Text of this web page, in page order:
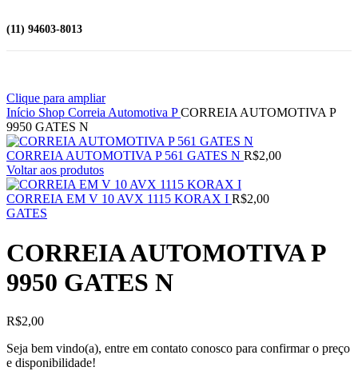
(11) 94603-8013
Clique para ampliar
Início Shop Correia Automotiva PCORREIA AUTOMOTIVA P
9950 GATES N
CORREIA AUTOMOTIVA P 561 GATES N R$2,00
Voltar aos produtos
CORREIA EM V 10 AVX 1115 KORAX I R$2,00
GATES
CORREIA AUTOMOTIVA P
9950 GATES N
R$2,00
Seja bem vindo(a), entre em contato conosco para confirmar o preço
e disponibilidade!